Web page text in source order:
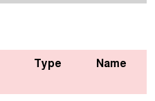
Name
Type